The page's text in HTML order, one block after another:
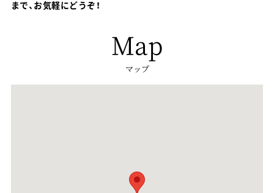
まで、お気軽にどうぞ！
Map
マップ